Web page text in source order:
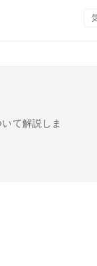
て解説しま